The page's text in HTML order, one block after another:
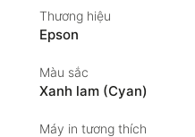
Thương hiệu
Epson
Màu sắc
Xanh lam (Cyan)
Máy in tương thích